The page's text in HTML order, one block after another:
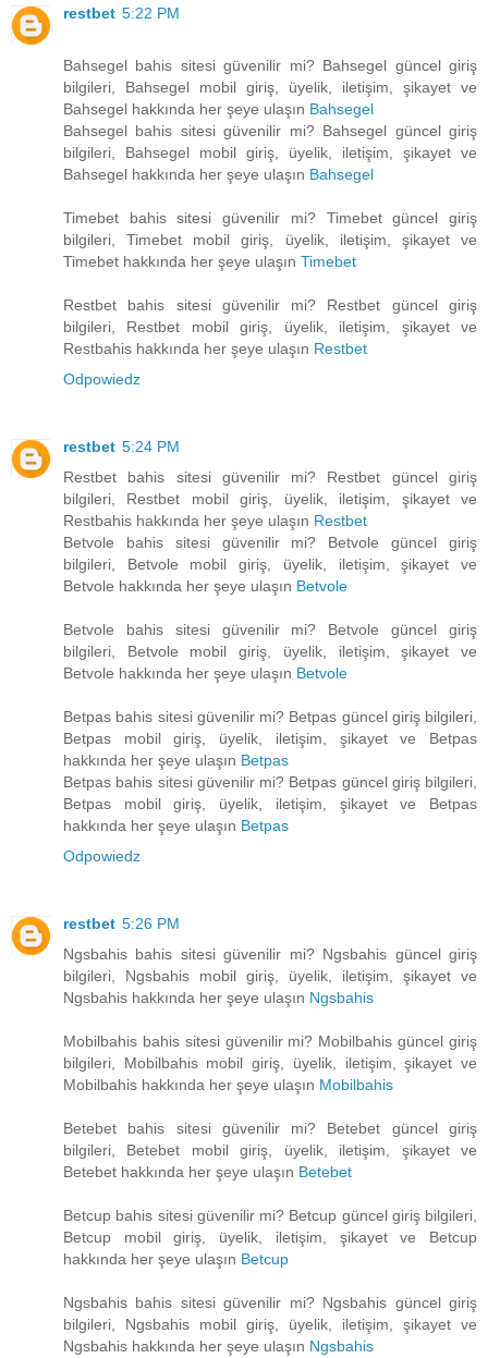
restbet 5:22 PM
Bahsegel bahis sitesi güvenilir mi? Bahsegel güncel giriş
bilgileri, Bahsegel mobil giriş, üyelik, iletişim, şikayet ve
Bahsegel hakkında her şeye ulaşın Bahsegel
Bahsegel bahis sitesi güvenilir mi? Bahsegel güncel giriş
bilgileri, Bahsegel mobil giriş, üyelik, iletişim, şikayet ve
Bahsegel hakkında her şeye ulaşın Bahsegel
Timebet bahis sitesi güvenilir mi? Timebet güncel giriş
bilgileri, Timebet mobil giriş, üyelik, iletişim, şikayet ve
Timebet hakkında her şeye ulaşın Timebet
Restbet bahis sitesi güvenilir mi? Restbet güncel giriş
bilgileri, Restbet mobil giriş, üyelik, iletişim, şikayet ve
Restbahis hakkında her şeye ulaşın Restbet
Odpowiedz
restbet 5:24 PM
Restbet bahis sitesi güvenilir mi? Restbet güncel giriş
bilgileri, Restbet mobil giriş, üyelik, iletişim, şikayet ve
Restbahis hakkında her şeye ulaşın Restbet
Betvole bahis sitesi güvenilir mi? Betvole güncel giriş
bilgileri, Betvole mobil giriş, üyelik, iletişim, şikayet ve
Betvole hakkında her şeye ulaşın Betvole
Betvole bahis sitesi güvenilir mi? Betvole güncel giriş
bilgileri, Betvole mobil giriş, üyelik, iletişim, şikayet ve
Betvole hakkında her şeye ulaşın Betvole
Betpas bahis sitesi güvenilir mi? Betpas güncel giriş bilgileri,
Betpas mobil giriş, üyelik, iletişim, şikayet ve Betpas
hakkında her şeye ulaşın Betpas
Betpas bahis sitesi güvenilir mi? Betpas güncel giriş bilgileri,
Betpas mobil giriş, üyelik, iletişim, şikayet ve Betpas
hakkında her şeye ulaşın Betpas
Odpowiedz
restbet 5:26 PM
Ngsbahis bahis sitesi güvenilir mi? Ngsbahis güncel giriş
bilgileri, Ngsbahis mobil giriş, üyelik, iletişim, şikayet ve
Ngsbahis hakkında her şeye ulaşın Ngsbahis
Mobilbahis bahis sitesi güvenilir mi? Mobilbahis güncel giriş
bilgileri, Mobilbahis mobil giriş, üyelik, iletişim, şikayet ve
Mobilbahis hakkında her şeye ulaşın Mobilbahis
Betebet bahis sitesi güvenilir mi? Betebet güncel giriş
bilgileri, Betebet mobil giriş, üyelik, iletişim, şikayet ve
Betebet hakkında her şeye ulaşın Betebet
Betcup bahis sitesi güvenilir mi? Betcup güncel giriş bilgileri,
Betcup mobil giriş, üyelik, iletişim, şikayet ve Betcup
hakkında her şeye ulaşın Betcup
Ngsbahis bahis sitesi güvenilir mi? Ngsbahis güncel giriş
bilgileri, Ngsbahis mobil giriş, üyelik, iletişim, şikayet ve
Ngsbahis hakkında her şeye ulaşın Ngsbahis